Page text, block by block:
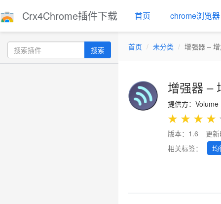
Crx4Chrome插件下载 首页 chrome浏览器
搜索 首页 未分类 增强器 –
增强器 –
提供方：
★ ★ ★ ★
版本：1.6
更
相关标签：
均